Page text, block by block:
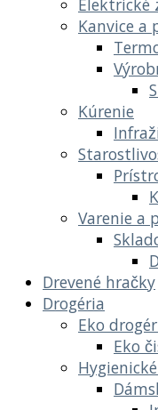
Kanvice a
Kúrenie
Varenie a
Drevené hračky
Drogéria
Eko
Eko